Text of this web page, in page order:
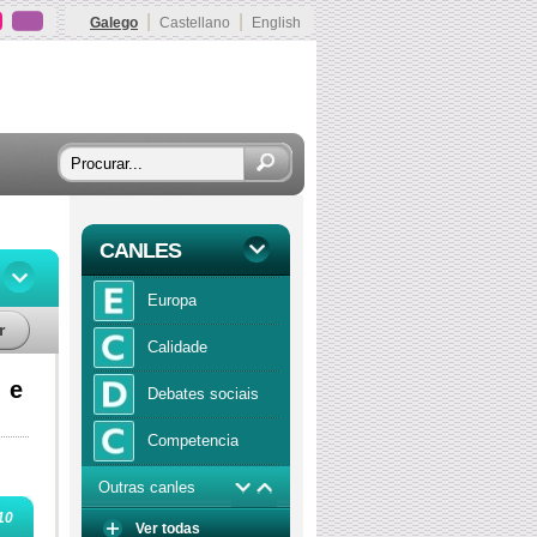
Galego Castellano English
e
CANLES
Europa
Calidade
Debates sociais
Competencia
Economía
Outras canles
Ver todas